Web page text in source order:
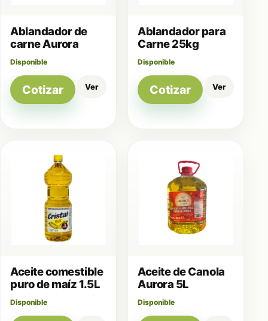
Ablandador de
carne Aurora
Disponible
Cotizar Ver
Ablandador para
Carne 25kg
Disponible
Cotizar Ver
Aceite comestible
puro de maíz 1.5L
Disponible
Aceite de Canola
Aurora 5L
Disponible